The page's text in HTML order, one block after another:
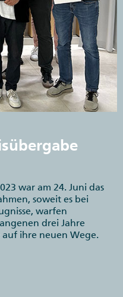
war am 24. Juni das
soweit es bei
warfen
drei Jahre
ihre neuen Wege.